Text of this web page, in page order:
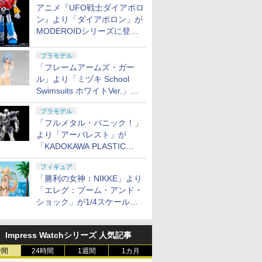
アニメ『UFO戦士ダイアポロ
ン』より「ダイアポロン」が
MODEROIDシリーズに登
プラモデル
「フレームアームズ・ガー
ル」より「ミヅキ School
Swimsuits ホワイトVer.」が8
月10日から予約開始決定！
プラモデル
「フルメタル・パニック！」
より「アーバレスト」が
「KADOKAWA PLASTIC
MODEL SERIES」から1/48
スケールで登場！
フィギュア
「勝利の女神：NIKKE」より
「エレグ：ブーム・アンド・
ショック」が1/4スケールで
Impress Watchシリーズ 人気記事
24時間 1週間 1カ月